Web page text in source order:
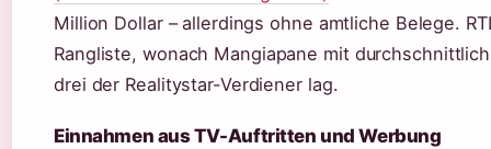
Million Dollar – allerdings ohne amtliche Belege.
Rangliste, wonach Mangiapane mit
drei der Realitystar-Verdiener lag.
Einnahmen aus TV-Auftritten und Werbung